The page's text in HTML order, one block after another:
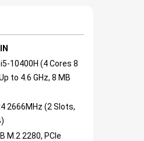
10400H (4 Cores 8
to 4.6 GHz, 8 MB
2666MHz (2 Slots,
M.2 2280, PCIe